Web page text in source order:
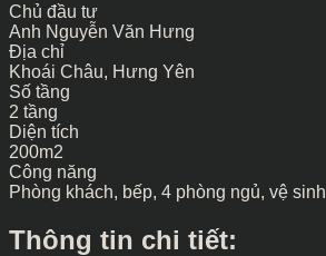
Chủ đầu tư
Anh Nguyễn Văn Hưng
Địa chỉ
Khoái Châu, Hưng Yên
Số tầng
2 tầng
Diện tích
200m2
Công năng
Phòng khách, bếp, 4 phòng ngủ, vệ sinh
Thông tin chi tiết: